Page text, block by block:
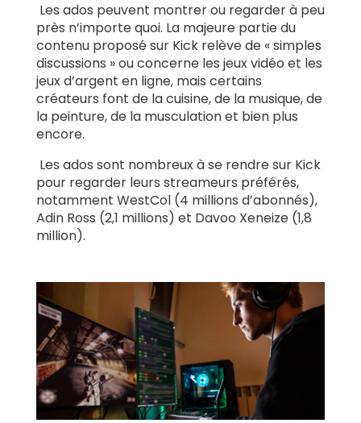
Les ados peuvent montrer ou regarder à peu
près n’importe quoi. La majeure partie du
contenu proposé sur Kick relève de « simples
discussions » ou concerne les jeux vidéo et les
jeux d’argent en ligne, mais certains
créateurs font de la cuisine, de la musique, de
la peinture, de la musculation et bien plus
encore.
Les ados sont nombreux à se rendre sur Kick
pour regarder leurs streameurs préférés,
notamment WestCol (4 millions d’abonnés),
Adin Ross (2,1 millions) et Davoo Xeneize (1,8
million).